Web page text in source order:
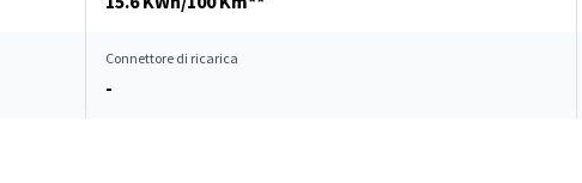
Connettore di ricarica
-